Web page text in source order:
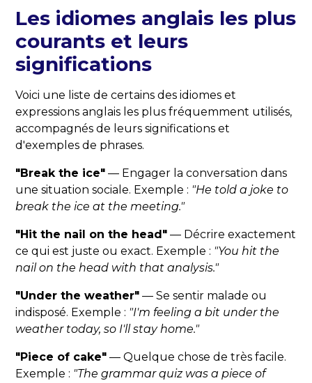
Les idiomes anglais les plus
courants et leurs
significations
Voici une liste de certains des idiomes et
expressions anglais les plus fréquemment utilisés,
accompagnés de leurs significations et
d'exemples de phrases.
"Break the ice" — Engager la conversation dans
une situation sociale. Exemple : "He told a joke to
break the ice at the meeting."
"Hit the nail on the head" — Décrire exactement
ce qui est juste ou exact. Exemple : "You hit the
nail on the head with that analysis."
"Under the weather" — Se sentir malade ou
indisposé. Exemple : "I'm feeling a bit under the
weather today, so I'll stay home."
"Piece of cake" — Quelque chose de très facile.
Exemple : "The grammar quiz was a piece of